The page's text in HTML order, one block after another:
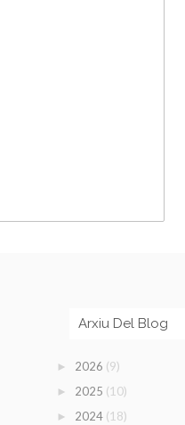
Arxiu Del Blog
► 2026 (9)
► 2025 (10)
► 2024 (18)